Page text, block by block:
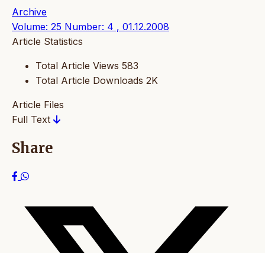
Archive
Volume: 25 Number: 4 , 01.12.2008
Article Statistics
Total Article Views 583
Total Article Downloads 2K
Article Files
Full Text
Share